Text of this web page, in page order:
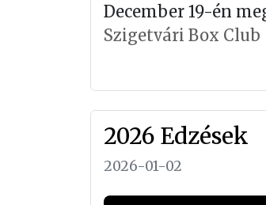
December 19-én
Szigetvári Box Club
2026 Edzések
2026-01-02